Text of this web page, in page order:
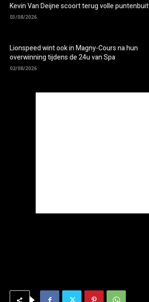
Kevin Van Deijne scoort terug volle puntenbuit
03/08/2026
Lionspeed wint ook in Magny-Cours na hun
overwinning tijdens de 24u van Spa
02/08/2026